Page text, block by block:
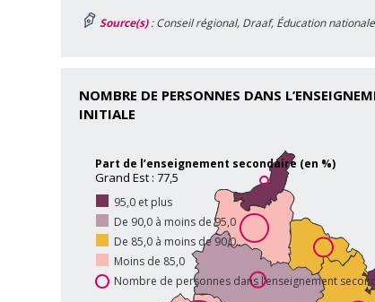
Source(s): Conseil régional, Draaf, Éducation
NOMBRE DE PERSONNES DANS
INITIALE
95,0 et plus
De 90,0 à moins de 95,0
De 85,0 à moins de 90,0
Moins de 85,0
Nombre de personnes dans l’enseignement
Part de l’enseignement secondaire (en %)
Grand Est : 77,5